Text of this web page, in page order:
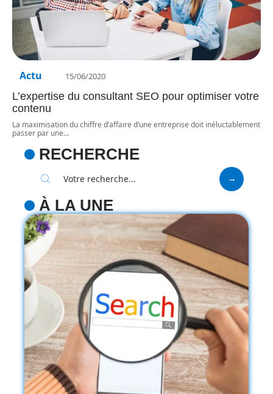
Actu 15/06/2020
L’expertise du consultant SEO pour optimiser votre
contenu
La maximisation du chiffre d’affaire d’une entreprise doit inéluctablement
passer par une…
RECHERCHE
À LA UNE